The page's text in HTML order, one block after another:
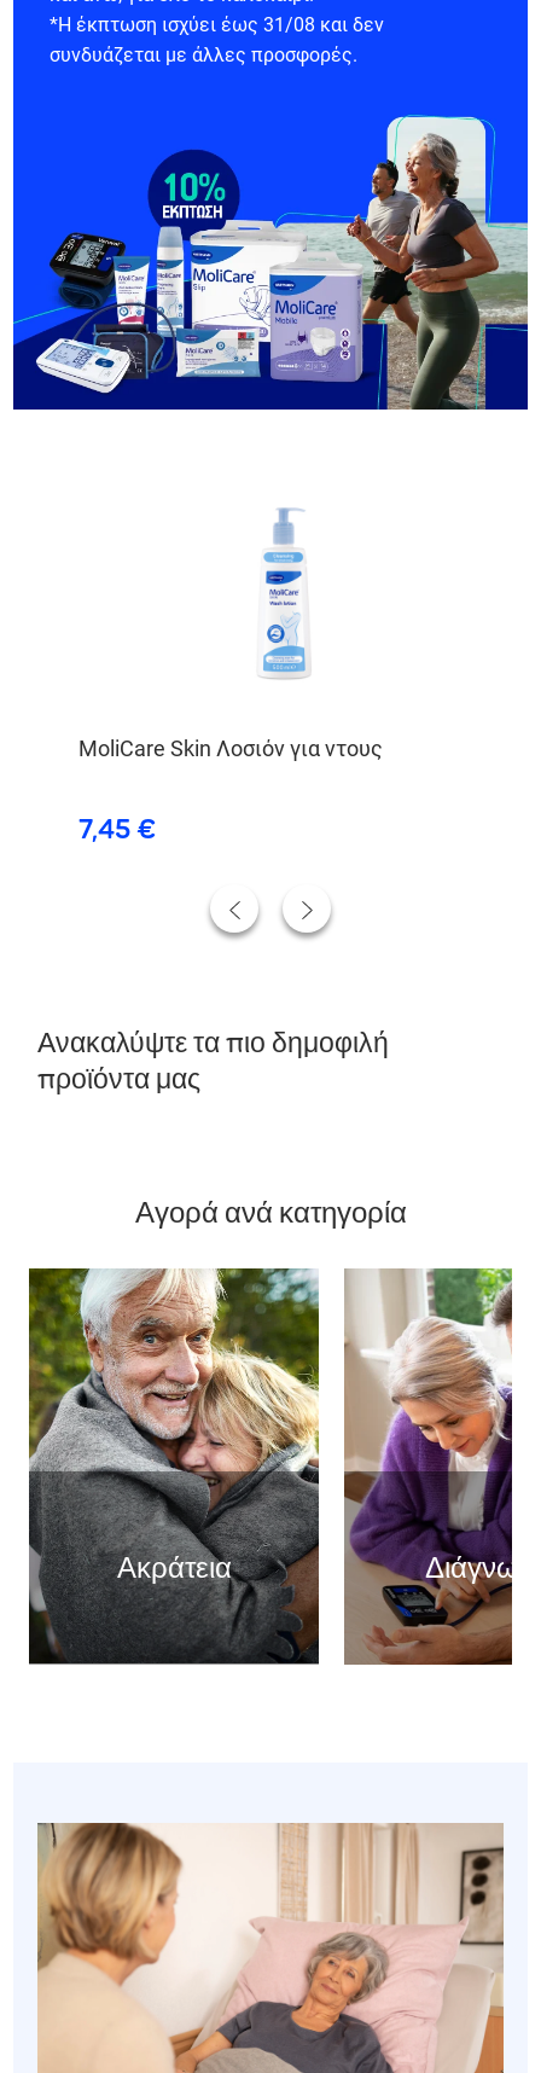
*Η έκπτωση ισχύει έως 31/08 και δεν
συνδυάζεται με άλλες προσφορές.
Ανακαλύψτε τα πιο δημοφιλή
προϊόντα μας
MoliCare Skin Λοσιόν για ντους
7,45 €
Αγορά ανά κατηγορία
Ακράτεια